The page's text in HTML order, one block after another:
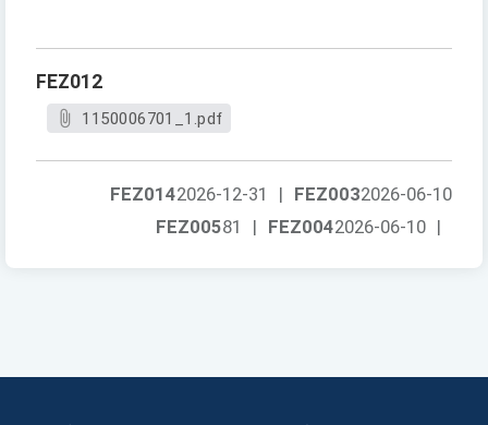
FEZ012
1150006701_1.pdf
FEZ0032026-06-10
FEZ0142026-12-31
|
FEZ0042026-06-10 |
FEZ00581 |